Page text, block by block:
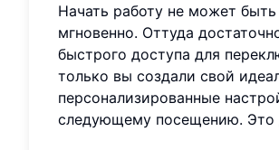
Начать работу не может
мгновенно. Оттуда
быстрого доступа для
только вы создали свой
персонализированные
следующему посещению. Это